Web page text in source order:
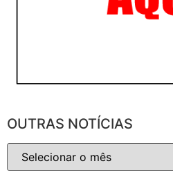
OUTRAS NOTÍCIAS